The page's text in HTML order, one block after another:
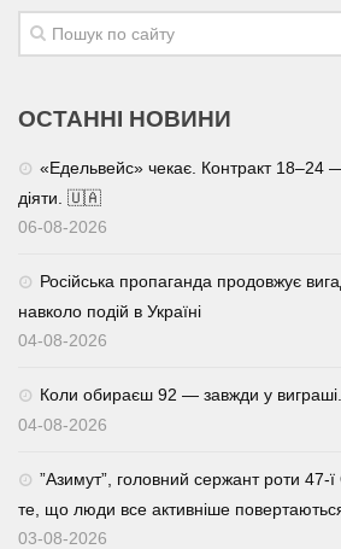
ОСТАННІ НОВИНИ
«Едельвейс» чекає. Контракт 18–24
діяти. 🇺🇦
06-08-2026
Російська пропаганда продовжує
навколо подій в Україні
04-08-2026
Коли обираєш 92 — завжди у
04-08-2026
⁨”Азимут”, головний сержант роти 47-
те, що люди все активніше
03-08-2026